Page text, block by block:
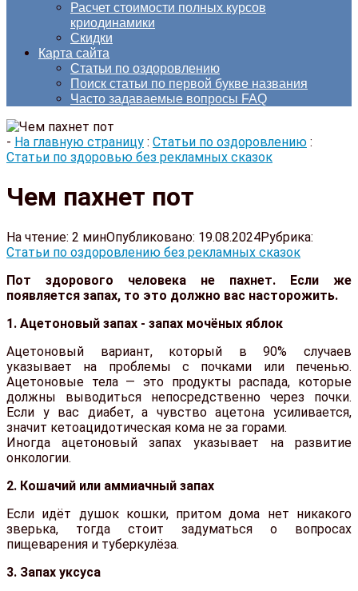
Расчет стоимости полных курсов
криодинамики
Скидки
Карта сайта
Статьи по оздоровлению
Поиск статьи по первой букве названия
Часто задаваемые вопросы FAQ
- На главную страницу : Статьи по оздоровлению :
Статьи по здоровью без рекламных сказок
Чем пахнет пот
На чтение: 2 минОпубликовано: 19.08.2024Рубрика:
Статьи по оздоровлению без рекламных сказок
Пот здорового человека не пахнет. Если же
появляется запах, то это должно вас насторожить.
1. Ацетоновый запах - запах мочёных яблок
Ацетоновый вариант, который в 90% случаев
указывает на проблемы с почками или печенью.
Ацетоновые тела — это продукты распада, которые
должны выводиться непосредственно через почки.
Если у вас диабет, а чувство ацетона усиливается,
значит кетоацидотическая кома не за горами.
Иногда ацетоновый запах указывает на развитие
онкологии.
2. Кошачий или аммиачный запах
Если идёт душок кошки, притом дома нет никакого
зверька, тогда стоит задуматься о вопросах
пищеварения и туберкулёза.
3. Запах уксуса